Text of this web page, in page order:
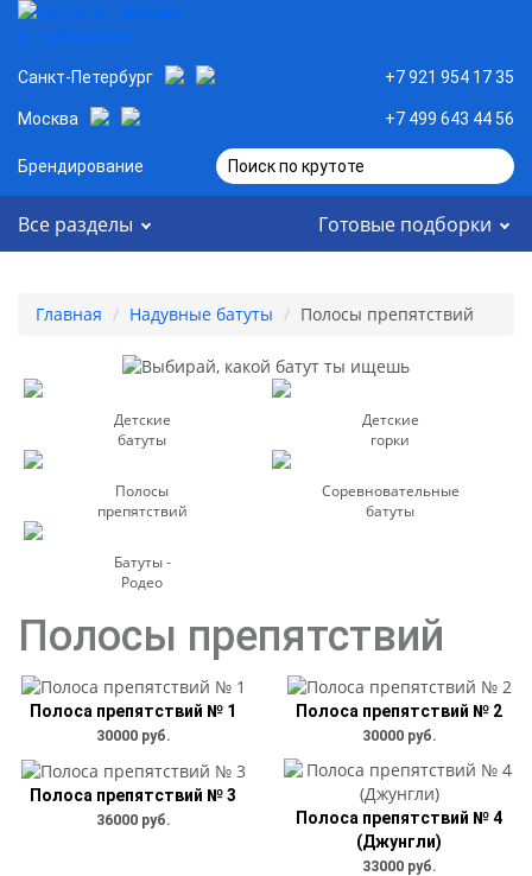
Санкт-Петербург +7 921 954 17 35
Москва +7 499 643 44 56
Брендирование Поиск по крутоте
Все разделы Готовые подборки
Главная Надувные батуты Полосы препятствий
Детские
батуты
Детские
горки
Полосы
препятствий
Соревновательные
батуты
Батуты -
Родео
Полосы препятствий
Полоса препятствий № 1
30000 руб.
Полоса препятствий № 2
30000 руб.
Полоса препятствий № 3
36000 руб.
Полоса препятствий № 4
(Джунгли)
33000 руб.